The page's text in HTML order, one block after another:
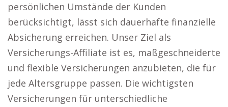
persönlichen Umstände der Kunden
berücksichtigt, lässt sich dauerhafte finanzielle
Absicherung erreichen. Unser Ziel als
Versicherungs-Affiliate ist es, maßgeschneiderte
und flexible Versicherungen anzubieten, die für
jede Altersgruppe passen. Die wichtigsten
Versicherungen für unterschiedliche